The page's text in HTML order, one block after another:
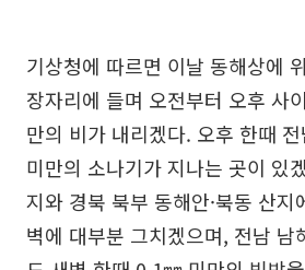
기상청에 따르면 이날 동해상에
장자리에 들며 오전부터 오후 사
만의 비가 내리겠다. 오후 한때
미만의 소나기가 지나는 곳이 있
지와 경북 북부 동해안·북동 산지
벽에 대부분 그치겠으며, 전남 남